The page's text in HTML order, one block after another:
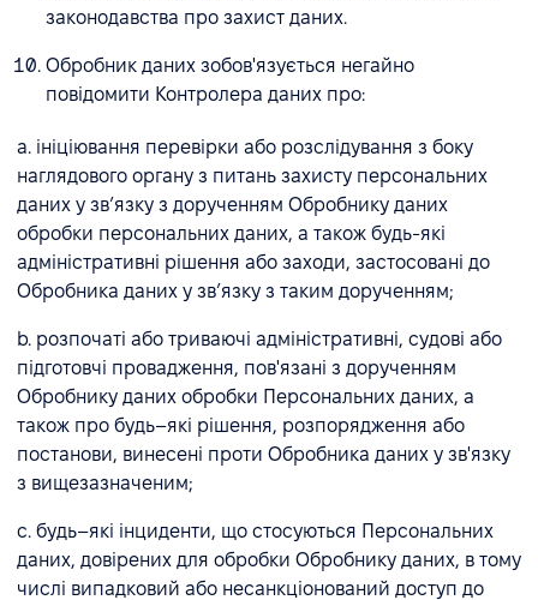
законодавства про захист даних.
Обробник даних зобов'язується негайно
повідомити Контролера даних про:
a. ініціювання перевірки або розслідування з боку
наглядового органу з питань захисту персональних
даних у зв’язку з дорученням Обробнику даних
обробки персональних даних, а також будь-які
адміністративні рішення або заходи, застосовані до
Обробника даних у зв’язку з таким дорученням;
b. розпочаті або триваючі адміністративні, судові або
підготовчі провадження, пов'язані з дорученням
Обробнику даних обробки Персональних даних, а
також про будь–які рішення, розпорядження або
постанови, винесені проти Обробника даних у зв'язку
з вищезазначеним;
c. будь–які інциденти, що стосуються Персональних
даних, довірених для обробки Обробнику даних, в тому
числі випадковий або несанкціонований доступ до